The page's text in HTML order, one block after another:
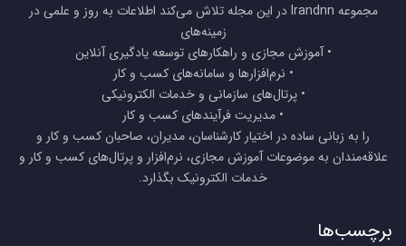
مجموعه Irandnn در این مجله تلاش می‌کند اطلاعات به روز و علمی در
زمینه‌های
• آموزش مجازی و راهکارهای توسعه یادگیری آنلاین
• نرم‌افزارها و سامانه‌های کسب و کار
• پرتال‌های سازمانی و خدمات الکترونیکی
• مدیریت فرآیندهای کسب و کار
را به زبانی ساده در اختیار کارشناسان، مدیران، صاحبان کسب و کار و
علاقه‌مندان به موضوعات آموزش مجازی، نرم‌افزار و پرتال‌های کسب و کار و
خدمات الکترونیک بگذارد.
برچسب‌ها